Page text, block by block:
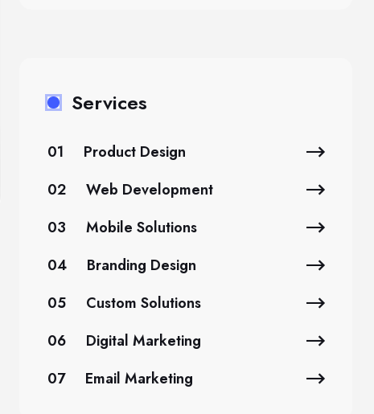
Services
01
Product Design
02
Web Development
03
Mobile Solutions
04
Branding Design
05
Custom Solutions
06
Digital Marketing
07
Email Marketing